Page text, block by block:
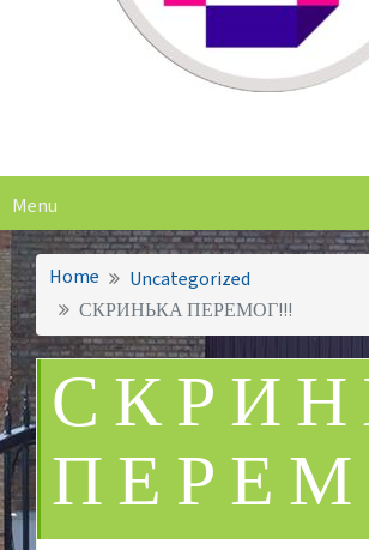
Menu
Home
Uncategorized
СКРИНЬКА ПЕРЕМОГ!!!